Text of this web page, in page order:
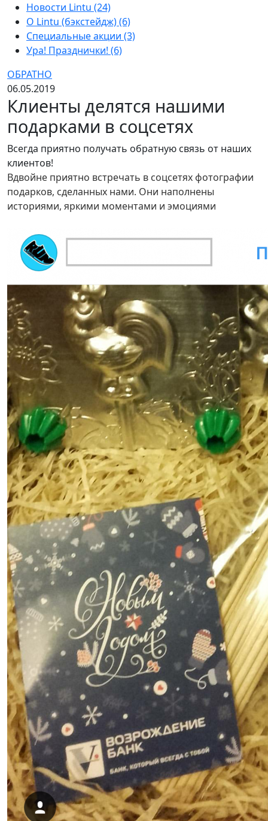
Новости Lintu (24)
О Lintu (бэкстейдж) (6)
Специальные акции (3)
Ура! Празднички! (6)
ОБРАТНО
06.05.2019
Клиенты делятся нашими
подарками в соцсетях
Всегда приятно получать обратную связь от наших
клиентов!
Вдвойне приятно встречать в соцсетях фотографии
подарков, сделанных нами. Они наполнены
историями, яркими моментами и эмоциями